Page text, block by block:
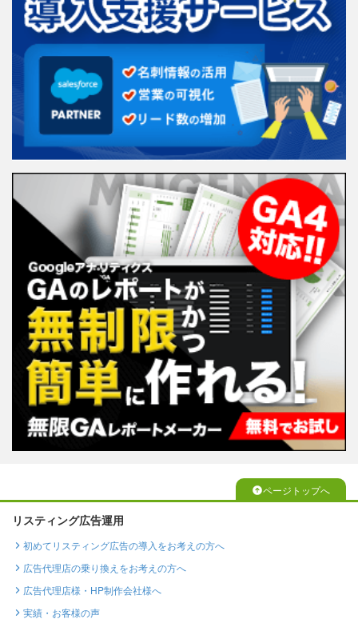
ページトップへ
リスティング広告運用
初めてリスティング広告の導入をお考えの方へ
広告代理店の乗り換えをお考えの方へ
広告代理店様・HP制作会社様へ
実績・お客様の声